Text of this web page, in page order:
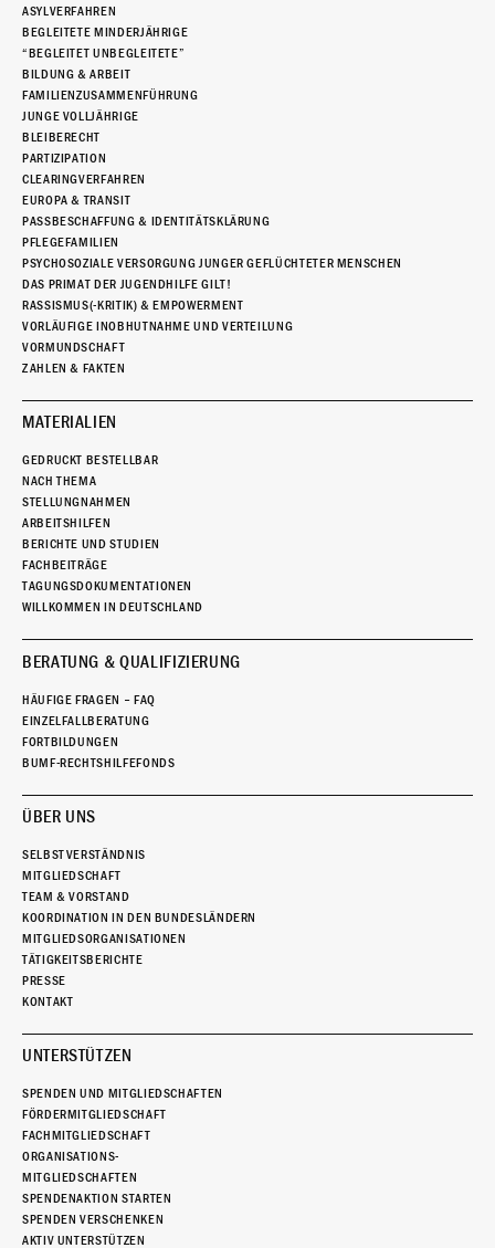
ASYLVERFAHREN
BEGLEITETE MINDERJÄHRIGE
“BEGLEITET UNBEGLEITETE”
BILDUNG & ARBEIT
FAMILIENZUSAMMENFÜHRUNG
JUNGE VOLLJÄHRIGE
BLEIBERECHT
PARTIZIPATION
CLEARINGVERFAHREN
EUROPA & TRANSIT
PASSBESCHAFFUNG & IDENTITÄTSKLÄRUNG
PFLEGEFAMILIEN
PSYCHOSOZIALE VERSORGUNG JUNGER GEFLÜCHTETER MENSCHEN
DAS PRIMAT DER JUGENDHILFE GILT!
RASSISMUS(-KRITIK) & EMPOWERMENT
VORLÄUFIGE INOBHUTNAHME UND VERTEILUNG
VORMUNDSCHAFT
ZAHLEN & FAKTEN
MATERIALIEN
GEDRUCKT BESTELLBAR
NACH THEMA
STELLUNGNAHMEN
ARBEITSHILFEN
BERICHTE UND STUDIEN
FACHBEITRÄGE
TAGUNGSDOKUMENTATIONEN
WILLKOMMEN IN DEUTSCHLAND
BERATUNG & QUALIFIZIERUNG
HÄUFIGE FRAGEN – FAQ
EINZELFALLBERATUNG
FORTBILDUNGEN
BUMF-RECHTSHILFEFONDS
ÜBER UNS
SELBSTVERSTÄNDNIS
MITGLIEDSCHAFT
TEAM & VORSTAND
KOORDINATION IN DEN BUNDESLÄNDERN
MITGLIEDSORGANISATIONEN
TÄTIGKEITSBERICHTE
PRESSE
KONTAKT
UNTERSTÜTZEN
SPENDEN UND MITGLIEDSCHAFTEN
FÖRDERMITGLIEDSCHAFT
FACHMITGLIEDSCHAFT
ORGANISATIONS-
MITGLIEDSCHAFTEN
SPENDENAKTION STARTEN
SPENDEN VERSCHENKEN
AKTIV UNTERSTÜTZEN